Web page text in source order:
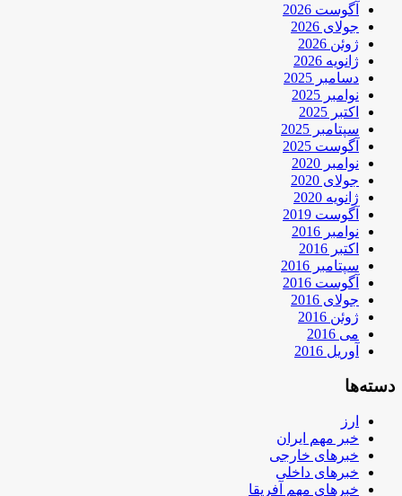
آگوست 2026
جولای 2026
ژوئن 2026
ژانویه 2026
دسامبر 2025
نوامبر 2025
اکتبر 2025
سپتامبر 2025
آگوست 2025
نوامبر 2020
جولای 2020
ژانویه 2020
آگوست 2019
نوامبر 2016
اکتبر 2016
سپتامبر 2016
آگوست 2016
جولای 2016
ژوئن 2016
می 2016
آوریل 2016
دسته‌ها
ارز
خبر مهم ایران
خبرهای خارجی
خبرهای داخلی
خبرهای مهم آفریقا